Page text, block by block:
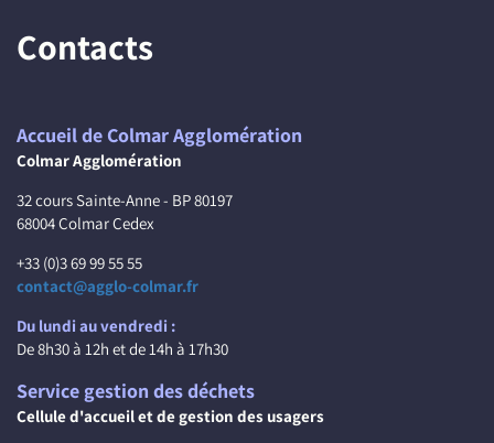
Contacts
Accueil de Colmar Agglomération
Colmar Agglomération
32 cours Sainte-Anne - BP 80197
68004 Colmar Cedex
+33 (0)3 69 99 55 55
contact@agglo-colmar.fr
Du lundi au vendredi :
De 8h30 à 12h et de 14h à 17h30
Service gestion des déchets
Cellule d'accueil et de gestion des usagers